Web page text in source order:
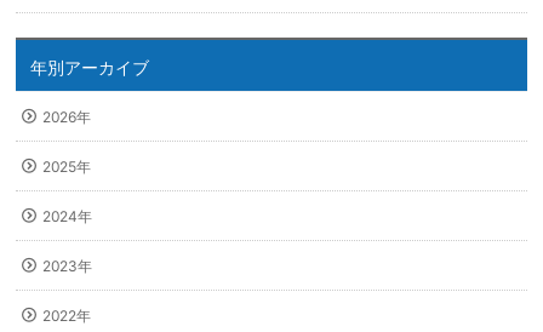
年別アーカイブ
2026年
2025年
2024年
2023年
2022年